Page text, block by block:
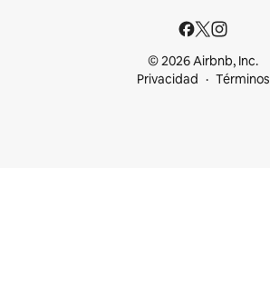
© 2026 Airbnb, Inc.
Privacidad
Términos